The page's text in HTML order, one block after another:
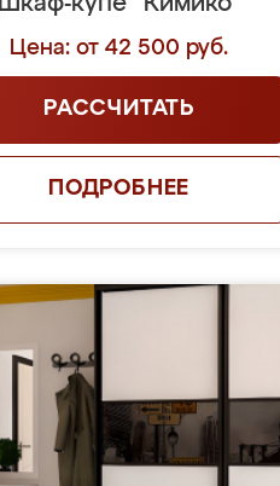
Цена: от 42 500 руб.
РАССЧИТАТЬ
ПОДРОБНЕЕ